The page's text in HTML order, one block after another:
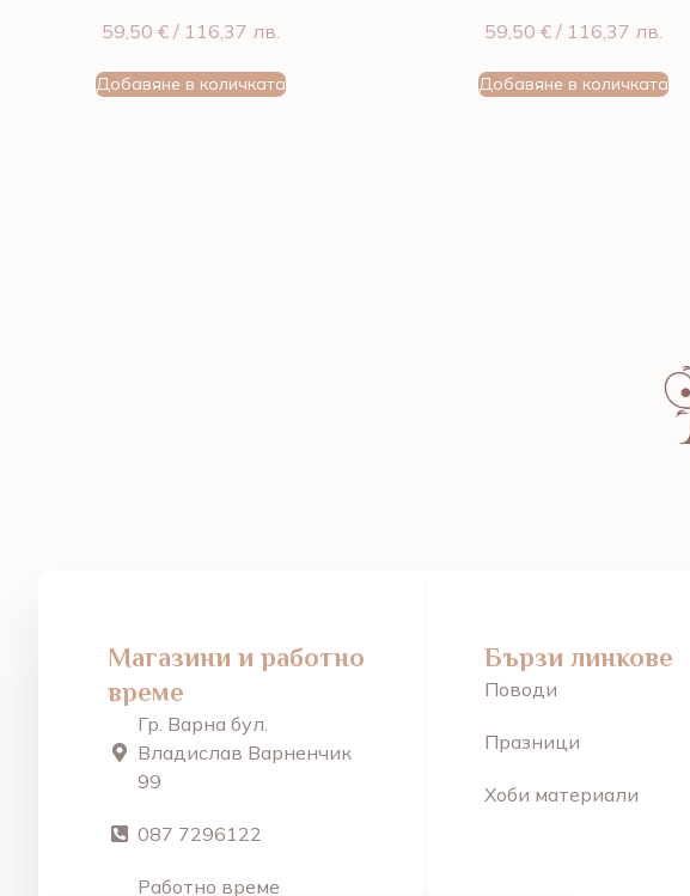
59,50€ / 116,37 лв.
Добавяне в количката
59,50€ / 116,37 лв.
Добавяне в количката
Магазини и работно
време
Гр. Варна бул.
Владислав Варненчик
99
087 7296122
Работно време
Бързи линкове
Поводи
Празници
Хоби материали